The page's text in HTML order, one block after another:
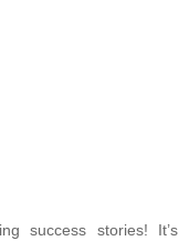
success stories! It’s